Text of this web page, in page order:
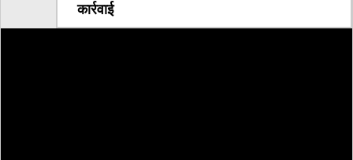
कार्रवाई